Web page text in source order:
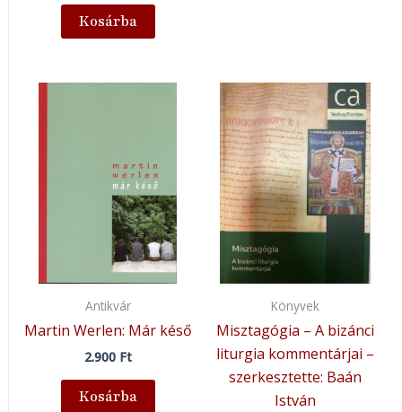
Kosárba
Antikvár
Martin Werlen: Már késő
2.900 Ft
Kosárba
Könyvek
Misztagógia – A bizánci
liturgia kommentárjai –
szerkesztette: Baán
István